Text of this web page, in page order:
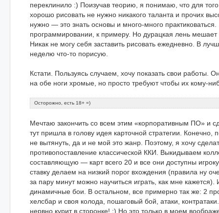
переклинило :) Поизучав теорию, я понимаю, что для
хорошо рисовать не нужно никакого таланта и прочих
нужно — это знать основы и много-много
программировании, к примеру. Но дурацкая лень
Никак не могу себя заставить рисовать ежедневно. В
неделю что-то порисую.
Кстати. Пользуясь случаем, хочу показать свои работы.
на обе ноги хромые, но просто требуют чтобы их кому-
Осторожно, есть 18+ =)
Мечтаю закончить со всем этим «корпоративным ПО» и
тут пришла в голову идея карточной стратегии.
не вытянуть, да и не мой это жанр. Поэтому, я хочу
противопоставление классической ККИ. Выкидываем
составляющую — карт всего 20 и все они доступны
ставку делаем на низкий порог вхождения (правила ну
за пару минут можно научиться играть, как мне
динамичные бои. В остальном, все примерно так же: 2
хелсбар и своя колода, пошаговый бой, атаки,
нервно курит в сторонке! :) Но это только в моем